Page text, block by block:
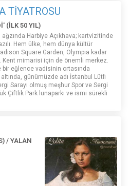
TİYATROSU
(İLK 50 YIL)
Harbiye Açıkhava; kartvizitinde
Hem ülke, hem dünya kültür
Square Garden, Olympia kadar
mimarisi için de önemli merkez.
bir eğlence vadisinin ortasında
günümüzde adı İstanbul Lütfi
Sarayı olmuş meşhur Spor ve Sergi
Çiftlik Park lunaparkı ve ismi sürekli
/ YALAN